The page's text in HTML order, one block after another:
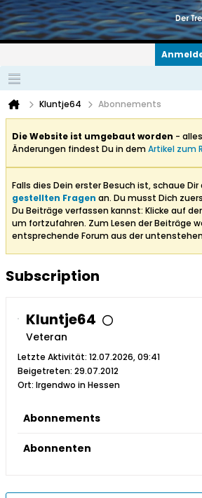
Kluntje64 Abonnements
Die Website ist umgebaut worden -
Änderungen findest Du in demArtikel zum
Falls dies Dein erster Besuch ist, schaue
gestellten Fragen an. Du musst Dich
Du Beiträge verfassen kannst: Klicke auf
um fortzufahren. Zum Lesen der Beiträge
entsprechende Forum aus der
Subscription
Kluntje64
Veteran
Letzte Aktivität: 12.07.2026, 09:41
Beigetreten: 29.07.2012
Ort: Irgendwo in Hessen
Abonnements
Abonnenten